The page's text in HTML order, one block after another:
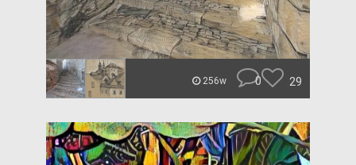
256w 0 29